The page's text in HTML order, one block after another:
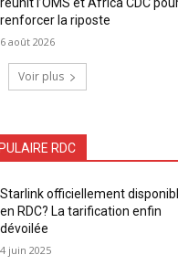
renforcer la riposte
6 août 2026
Voir plus
RDC
Starlink officiellement
en RDC? La tarification enfin
dévoilée
4 juin 2025